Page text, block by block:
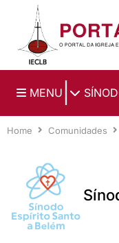
Ir para o conteúdo
MENU
Home Comunidades